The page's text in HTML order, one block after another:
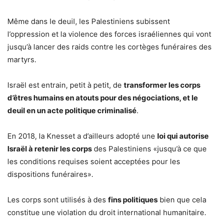
Même dans le deuil, les Palestiniens subissent
l’oppression et la violence des forces israéliennes qui vont
jusqu’à lancer des raids contre les cortèges funéraires des
martyrs.
Israël est entrain, petit à petit, de transformer les corps
d’êtres humains en atouts pour des négociations, et le
deuil en un acte politique criminalisé.
En 2018, la Knesset a d’ailleurs adopté une loi qui autorise
Israël à retenir les corps des Palestiniens «jusqu’à ce que
les conditions requises soient acceptées pour les
dispositions funéraires».
Les corps sont utilisés à des fins politiques bien que cela
constitue une violation du droit international humanitaire.